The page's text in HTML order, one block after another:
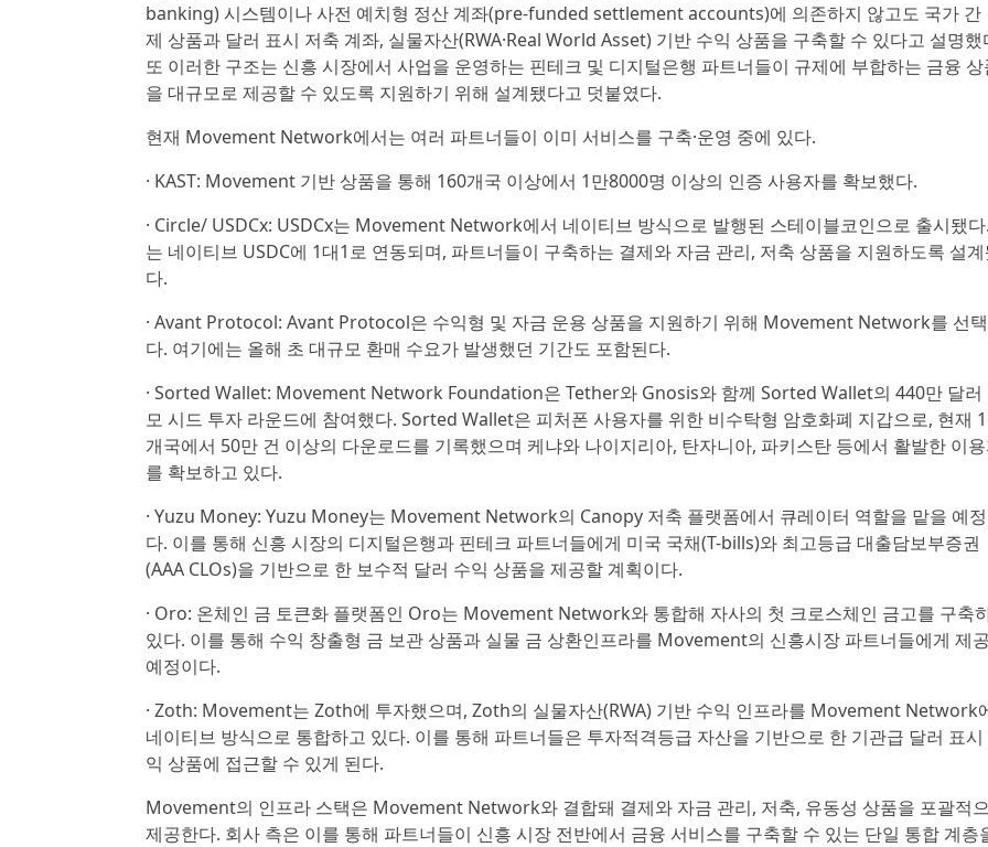
banking) 시스템이나 사전 예치형 정산 계좌(pre-funded settlement accounts)에 의존하지 않고도 국가 간
제 상품과 달러 표시 저축 계좌, 실물자산(RWA·Real World Asset) 기반 수익 상품을 구축할 수 있다고 설명했
또 이러한 구조는 신흥 시장에서 사업을 운영하는 핀테크 및 디지털은행 파트너들이 규제에 부합하는 금융 상
을 대규모로 제공할 수 있도록 지원하기 위해 설계됐다고 덧붙였다.
현재 Movement Network에서는 여러 파트너들이 이미 서비스를 구축·운영 중에 있다.
· KAST: Movement 기반 상품을 통해 160개국 이상에서 1만8000명 이상의 인증 사용자를 확보했다.
· Circle/ USDCx: USDCx는 Movement Network에서 네이티브 방식으로 발행된 스테이블코인으로 출시됐다
는 네이티브 USDC에 1대1로 연동되며, 파트너들이 구축하는 결제와 자금 관리, 저축 상품을 지원하도록 설계
다.
· Avant Protocol: Avant Protocol은 수익형 및 자금 운용 상품을 지원하기 위해 Movement Network를 선
다. 여기에는 올해 초 대규모 환매 수요가 발생했던 기간도 포함된다.
· Sorted Wallet: Movement Network Foundation은 Tether와 Gnosis와 함께 Sorted Wallet의 440만 달러
모 시드 투자 라운드에 참여했다. Sorted Wallet은 피처폰 사용자를 위한 비수탁형 암호화폐 지갑으로, 현재
개국에서 50만 건 이상의 다운로드를 기록했으며 케냐와 나이지리아, 탄자니아, 파키스탄 등에서 활발한 이
를 확보하고 있다.
· Yuzu Money: Yuzu Money는 Movement Network의 Canopy 저축 플랫폼에서 큐레이터 역할을 맡을 예
다. 이를 통해 신흥 시장의 디지털은행과 핀테크 파트너들에게 미국 국채(T-bills)와 최고등급 대출담보부증권
(AAA CLOs)을 기반으로 한 보수적 달러 수익 상품을 제공할 계획이다.
· Oro: 온체인 금 토큰화 플랫폼인 Oro는 Movement Network와 통합해 자사의 첫 크로스체인 금고를 구축
있다. 이를 통해 수익 창출형 금 보관 상품과 실물 금 상환인프라를 Movement의 신흥시장 파트너들에게 제
예정이다.
· Zoth: Movement는 Zoth에 투자했으며, Zoth의 실물자산(RWA) 기반 수익 인프라를 Movement Network
네이티브 방식으로 통합하고 있다. 이를 통해 파트너들은 투자적격등급 자산을 기반으로 한 기관급 달러 표시
익 상품에 접근할 수 있게 된다.
Movement의 인프라 스택은 Movement Network와 결합돼 결제와 자금 관리, 저축, 유동성 상품을 포괄적
제공한다. 회사 측은 이를 통해 파트너들이 신흥 시장 전반에서 금융 서비스를 구축할 수 있는 단일 통합 계층